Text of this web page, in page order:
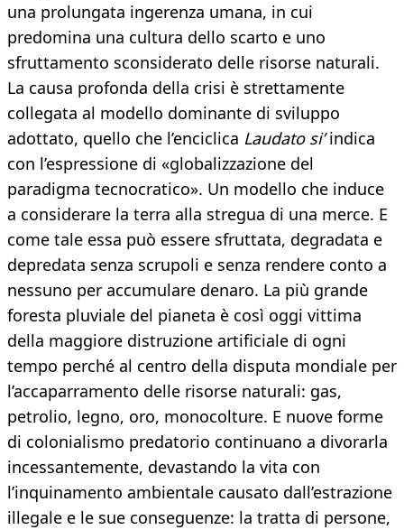
una prolungata ingerenza umana, in cui
predomina una cultura dello scarto e uno
sfruttamento sconsiderato delle risorse naturali.
La causa profonda della crisi è strettamente
collegata al modello dominante di sviluppo
adottato, quello che l’enciclica Laudato si’indica
con l’espressione di «globalizzazione del
paradigma tecnocratico». Un modello che induce
a considerare la terra alla stregua di una merce. E
come tale essa può essere sfruttata, degradata e
depredata senza scrupoli e senza rendere conto a
nessuno per accumulare denaro. La più grande
foresta pluviale del pianeta è così oggi vittima
della maggiore distruzione artificiale di ogni
tempo perché al centro della disputa mondiale per
l’accaparramento delle risorse naturali: gas,
petrolio, legno, oro, monocolture. E nuove forme
di colonialismo predatorio continuano a divorarla
incessantemente, devastando la vita con
l’inquinamento ambientale causato dall’estrazione
illegale e le sue conseguenze: la tratta di persone,